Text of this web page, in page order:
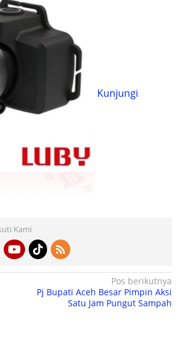
Kunjungi
Kami
Pos berikutnya
Pj Bupati Aceh Besar Pimpin Aksi
Satu Jam Pungut Sampah